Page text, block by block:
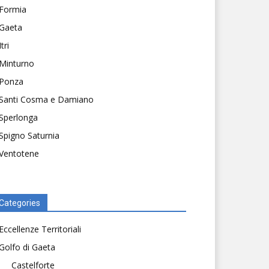
Cosma e Damiano
Saturnia
Territoriali
di Gaeta
Castelforte